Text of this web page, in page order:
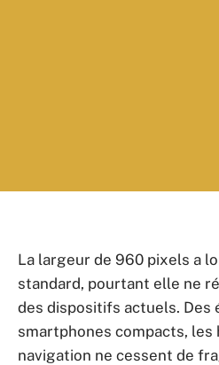
La largeur de 960 pixels a
standard, pourtant elle ne
des dispositifs actuels. Des
smartphones compacts, les
navigation ne cessent de